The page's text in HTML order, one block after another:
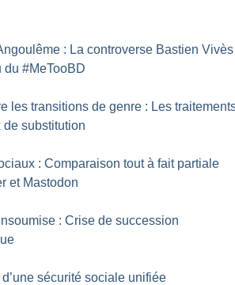
: La controverse Bastien Vivès
du #MeTooBD
les transitions de genre : Les
de substitution
: Comparaison tout à fait partiale
et Mastodon
: Crise de succession
sécurité sociale unifiée